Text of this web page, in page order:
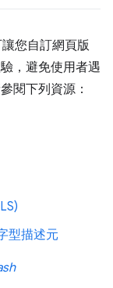
您自訂網頁版
，避免使用者遇
閱下列資源：
型描述元